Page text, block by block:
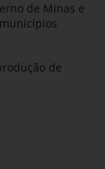
de Minas e
de